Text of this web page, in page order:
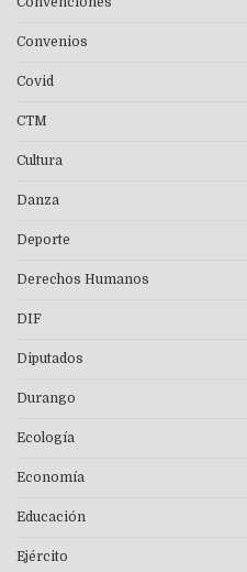
Convenios
Covid
CTM
Cultura
Danza
Deporte
Derechos Humanos
DIF
Diputados
Durango
Ecología
Economía
Educación
Ejército